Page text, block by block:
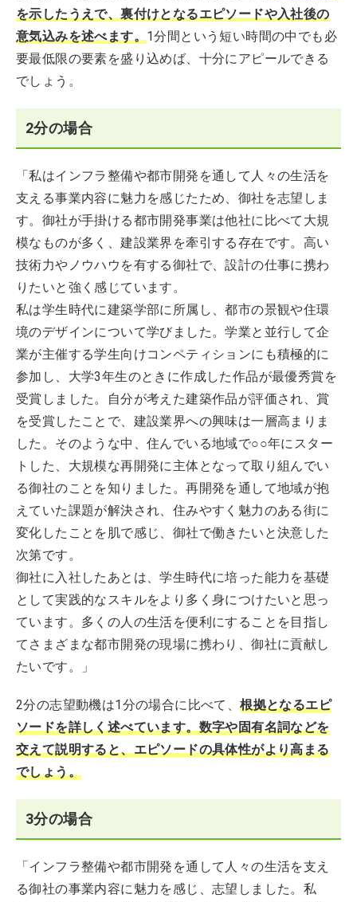
を示したうえで、裏付けとなるエピソードや入社後の
意気込みを述べます。1分間という短い時間の中でも必
要最低限の要素を盛り込めば、十分にアピールできる
でしょう。
2分の場合
「私はインフラ整備や都市開発を通して人々の生活を
支える事業内容に魅力を感じたため、御社を志望しま
す。御社が手掛ける都市開発事業は他社に比べて大規
模なものが多く、建設業界を牽引する存在です。高い
技術力やノウハウを有する御社で、設計の仕事に携わ
りたいと強く感じています。
私は学生時代に建築学部に所属し、都市の景観や住環
境のデザインについて学びました。学業と並行して企
業が主催する学生向けコンペティションにも積極的に
参加し、大学3年生のときに作成した作品が最優秀賞を
受賞しました。自分が考えた建築作品が評価され、賞
を受賞したことで、建設業界への興味は一層高まりま
した。そのような中、住んでいる地域で○○年にスター
トした、大規模な再開発に主体となって取り組んでい
る御社のことを知りました。再開発を通して地域が抱
えていた課題が解決され、住みやすく魅力のある街に
変化したことを肌で感じ、御社で働きたいと決意した
次第です。
御社に入社したあとは、学生時代に培った能力を基礎
として実践的なスキルをより多く身につけたいと思っ
ています。多くの人の生活を便利にすることを目指し
てさまざまな都市開発の現場に携わり、御社に貢献し
たいです。」
2分の志望動機は1分の場合に比べて、根拠となるエピ
ソードを詳しく述べています。数字や固有名詞などを
交えて説明すると、エピソードの具体性がより高まる
でしょう。
3分の場合
「インフラ整備や都市開発を通して人々の生活を支え
る御社の事業内容に魅力を感じ、志望しました。私